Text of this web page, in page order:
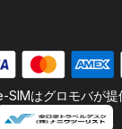
SIMはグロモバが提